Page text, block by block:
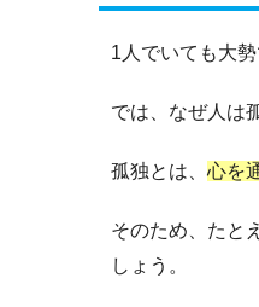
1人でいても大
では、なぜ人は
孤独とは、 心を
そのため、たと
しょう。